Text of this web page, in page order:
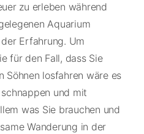
zu erleben während
Aquarium
Erfahrung. Um
für den Fall, dass Sie
Söhnen losfahren wäre es
und mit
was Sie brauchen und
Wanderung in der